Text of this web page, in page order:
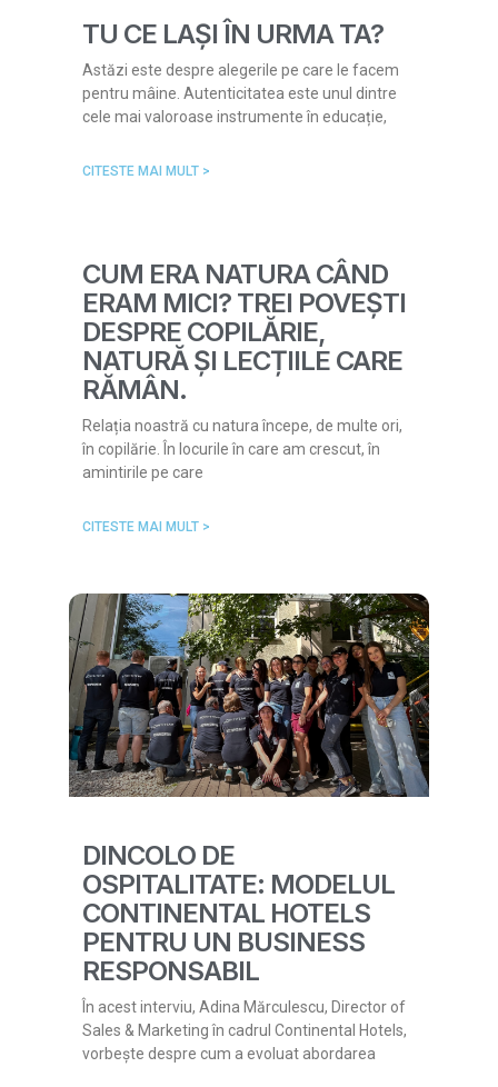
TU CE LAȘI ÎN URMA TA?
Astăzi este despre alegerile pe care le facem
pentru mâine. Autenticitatea este unul dintre
cele mai valoroase instrumente în educație,
CITESTE MAI MULT >
CUM ERA NATURA CÂND
ERAM MICI? TREI POVEȘTI
DESPRE COPILĂRIE,
NATURĂ ȘI LECȚIILE CARE
RĂMÂN.
Relația noastră cu natura începe, de multe ori,
în copilărie. În locurile în care am crescut, în
amintirile pe care
CITESTE MAI MULT >
DINCOLO DE
OSPITALITATE: MODELUL
CONTINENTAL HOTELS
PENTRU UN BUSINESS
RESPONSABIL
În acest interviu, Adina Mărculescu, Director of
Sales & Marketing în cadrul Continental Hotels,
vorbește despre cum a evoluat abordarea